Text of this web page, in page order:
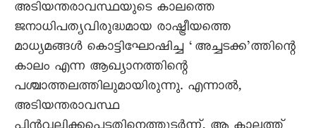
അടിയന്തരാവസ്ഥയുടെ കാലത്തെ
ജനാധിപത്യവിരുദ്ധമായ രാഷ്ട്രീയത്തെ
മാധ്യമങ്ങൾ കൊട്ടിഘോഷിച്ച ‘അച്ചടക്ക’ത്തിന്റെ
കാലം എന്ന ആഖ്യാനത്തിന്റെ
പശ്ചാത്തലത്തിലുമായിരുന്നു. എന്നാൽ,
അടിയന്തരാവസ്ഥ